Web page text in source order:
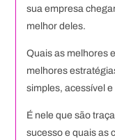
sua empresa
melhor deles.
Quais as melhores
melhores
simples, acessível
É nele que são
sucesso e quais as